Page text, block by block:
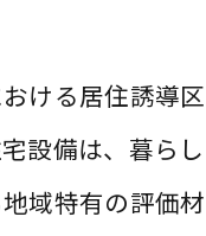
ける居住誘導区
設備は、暮らし
域特有の評価材